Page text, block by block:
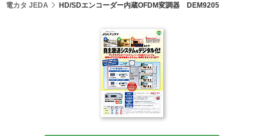
電カタ JEDA HD/SDエンコーダー内蔵OFDM変調器 DEM9205